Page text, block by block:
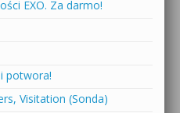
EXO. Za darmo!
potwora!
Visitation (Sonda)